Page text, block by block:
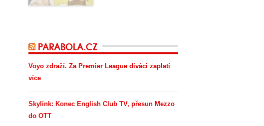
PARABOLA.CZ
Voyo zdraží. Za Premier League diváci zaplatí
více
Skylink: Konec English Club TV, přesun Mezzo
do OTT